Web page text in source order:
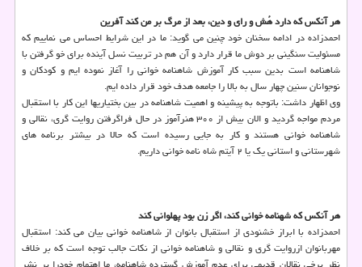
هر آنکس که دارد هُش و رای و دین، بعد از مرگ بر من کند آفرین
احمدزاده در ادامه سخنان خود چنین می گوید: ما در این شرایط احساس می نماییم که
مسئولیت سنگینی بر دوش ما قرار دارد و آن هم در تربیت نسل آینده برای خو گرفتن با
شاهنامه است بدین سبب کار آموزش شاهنامه خوانی را آغاز نموده ایم و کودکان و
نوجوانان سنین چهار سال به بالا را جامعه هدف خود قرار داده ایم.
وی اظهار داشت: باتوجه به پیشینه و اهمیت شاهنامه در بین بختیاریها این کار با استقبال
مردم مواجه گردید و الان بیش از ۳۰۰ هنرآموز در حال فراگرفتن روایت گری، نقالی و
شاهنامه خوانی هستند و کار به جایی رسیده است که حالا در بیشتر برنامه های
شهرستانی و استانی یک یا ۲ آیتم شاه نامه خوانی داریم.
هر آنکس که شهنامه خوانی کند، اگر زن بود پهلوانی کند
احمدزاده با ابراز خشنودی از استقبال بانوان از شاهنامه خوانی بیان می کند: استقبال
مهربانوان ازروایت گری و نقالی و شاهنامه خوانی از نکات جالب توجه است که بر خلاف